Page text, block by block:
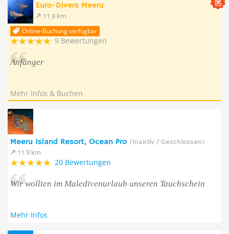
Euro-Divers Meeru
11.9 km
Online-Buchung verfügbar
9 Bewertungen
Anfänger
Mehr Infos & Buchen
Meeru Island Resort, Ocean Pro (Inaktiv / Geschlossen)
11.9 km
20 Bewertungen
Wir wollten im Maledivenurlaub unseren Tauchschein
Mehr Infos